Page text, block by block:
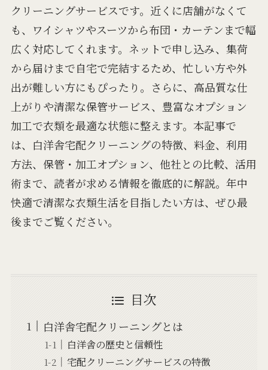
クリーニングサービスです。近くに店舗がなくて
も、ワイシャツやスーツから布団・カーテンまで幅
広く対応してくれます。ネットで申し込み、集荷
から届けまで自宅で完結するため、忙しい方や外
出が難しい方にもぴったり。さらに、高品質な仕
上がりや清潔な保管サービス、豊富なオプション
加工で衣類を最適な状態に整えます。本記事で
は、白洋舎宅配クリーニングの特徴、料金、利用
方法、保管・加工オプション、他社との比較、活用
術まで、読者が求める情報を徹底的に解説。年中
快適で清潔な衣類生活を目指したい方は、ぜひ最
後までご覧ください。
目次
白洋舎宅配クリーニングとは
白洋舎の歴史と信頼性
宅配クリーニングサービスの特徴